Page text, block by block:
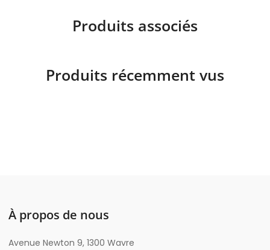
Produits associés
Produits récemment vus
À propos de nous
Avenue Newton 9, 1300 Wavre